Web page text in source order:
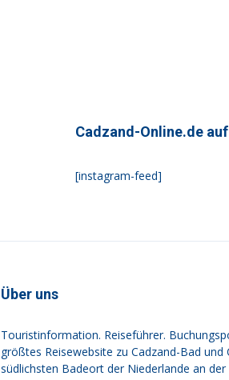
Cadzand-Online.de
[instagram-feed]
Über uns
Touristinformation. Reiseführer.
größtes Reisewebsite zu Cadzand-Bad und
südlichsten Badeort der Niederlande an